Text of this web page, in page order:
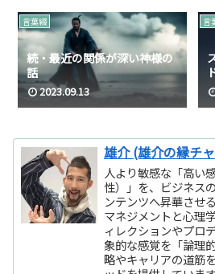
言葉綴
続・最近の関係が深い神様の
話
2023.09.13
言
雄介 (雄介の縁チ
人より敏感な「高い
性）」を、ビジネス
ンテンツへ昇華させ
マネジメントと心理
ィレクションやプロ
象的な感覚を「論理
略やキャリアの道筋